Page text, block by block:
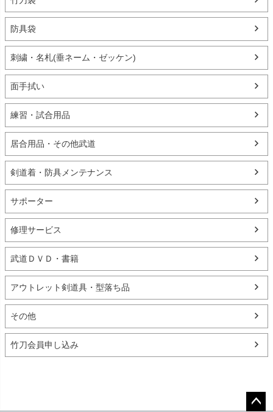
防具袋
刺繍・名札(垂ネーム・ゼッケン)
面手拭い
練習・試合用品
居合用品・その他武道
剣道着・防具メンテナンス
サポーター
修理サービス
武道ＤＶＤ・書籍
アウトレット剣道具・型落ち品
その他
竹刀会員申し込み